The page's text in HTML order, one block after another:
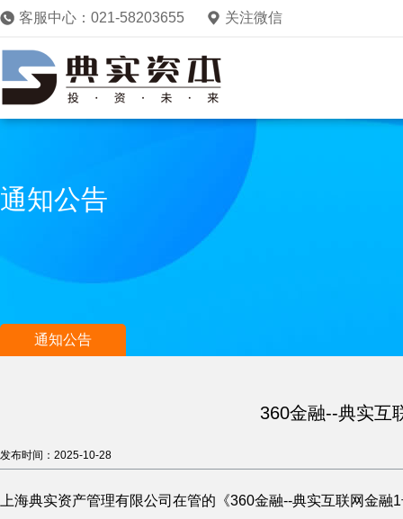
客服中心：021-58203655 关注微信
通知公告
通知公告
360金融--典实互
发布时间：2025-10-28
上海典实资产管理有限公司在管的《360金融--典实互联网金